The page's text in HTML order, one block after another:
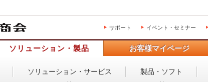
サポート イベント・セミナー
ソリューション・製品 お客様マイページ
ソリューション・ サービス 製品・ソフト